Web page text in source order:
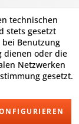
technischen
stets gesetzt
Benutzung
dienen oder die
Netzwerken
gesetzt.